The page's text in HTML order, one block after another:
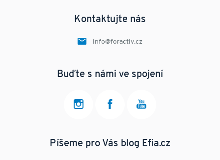
Kontaktujte nás
info@foractiv.cz
Buďte s námi ve spojení
Píšeme pro Vás blog Efia.cz